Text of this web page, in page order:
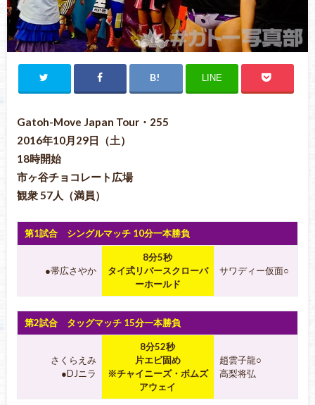
LINE
Gatoh-Move Japan Tour・255
2016年10月29日（土）
18時開始
市ヶ谷チョコレート広場
観衆 57人（満員）
第1試合 シングルマッチ 10分一本勝負
●帯広さやか
8分5秒
タイ式リバースクローバ
ーホールド
サワディー仮面○
第2試合 タッグマッチ 15分一本勝負
さくらえみ
●DJニラ
8分52秒
片エビ固め
※チャイニーズ・ボムズ
アウェイ
趙雲子龍○
高梨将弘